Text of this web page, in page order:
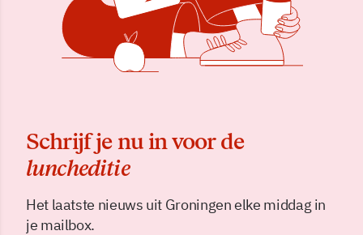
Schrijf je nu in voor de
luncheditie
Het laatste nieuws uit Groningen elke middag in
je mailbox.